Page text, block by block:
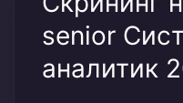
senior
аналитик